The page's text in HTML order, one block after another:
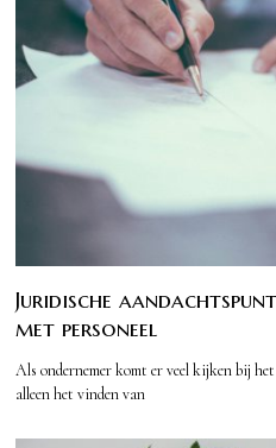
Juridische
met personeel
Als ondernemer komt er veel kijken bij
alleen het vinden van